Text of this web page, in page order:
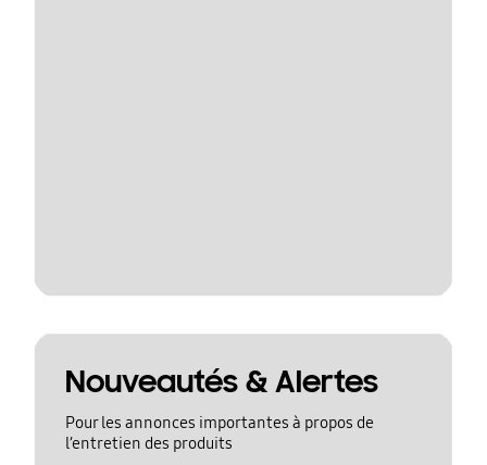
Nouveautés & Alertes
Pour les annonces importantes à propos de
l’entretien des produits